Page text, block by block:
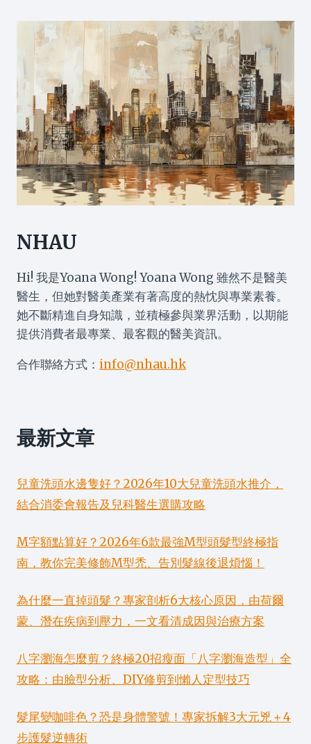
NHAU
Hi! 我是Yoana Wong! Yoana Wong 雖然不是醫美
醫生，但她對醫美產業有著高度的熱忱與專業素養。
她不斷精進自身知識，並積極參與業界活動，以期能
提供消費者最專業、最客觀的醫美資訊。
合作聯絡方式： info@nhau.hk
最新文章
兒童洗頭水邊隻好？2026年10大兒童洗頭水推介，
結合消委會報告及兒科醫生選購攻略
M字額點算好？2026年6款最強M型頭髮型終極指
南，教你完美修飾M型禿、告別髮線後退煩惱！
為什麼一直掉頭髮？專家剖析6大核心原因，由荷爾
蒙、潛在疾病到壓力，一文看清成因與治療方案
八字瀏海怎麼剪？終極20招瘦面「八字瀏海造型」全
攻略：由臉型分析、DIY修剪到懶人定型技巧
髮尾變咖啡色？恐是身體警號！專家拆解3大元兇＋4
步護髮逆轉術